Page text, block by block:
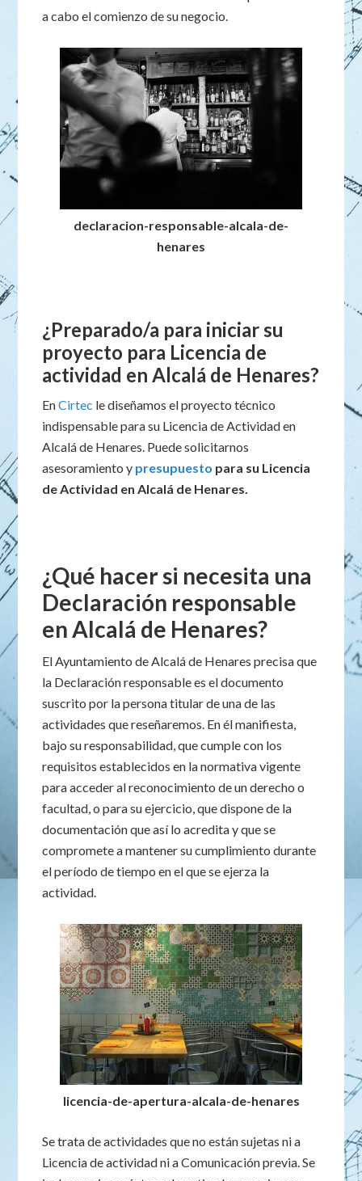
a cabo el comienzo de su negocio.
declaracion-responsable-alcala-de-
henares
¿Preparado/a para iniciar su
proyecto para Licencia de
actividad en Alcalá de Henares?
EnCirtec le diseñamos el proyecto técnico
indispensable para su Licencia de Actividad en
Alcalá de Henares. Puede solicitarnos
asesoramiento y presupuesto para su Licencia
de Actividad en Alcalá de Henares.
¿Qué hacer si necesita una
Declaración responsable
en Alcalá de Henares?
El Ayuntamiento de Alcalá de Henares precisa que
la Declaración responsable es el documento
suscrito por la persona titular de una de las
actividades que reseñaremos. En él manifiesta,
bajo su responsabilidad, que cumple con los
requisitos establecidos en la normativa vigente
para acceder al reconocimiento de un derecho o
facultad, o para su ejercicio, que dispone de la
documentación que así lo acredita y que se
compromete a mantener su cumplimiento durante
el período de tiempo en el que se ejerza la
actividad.
licencia-de-apertura-alcala-de-henares
Se trata de actividades que no están sujetas ni a
Licencia de actividad ni a Comunicación previa. Se